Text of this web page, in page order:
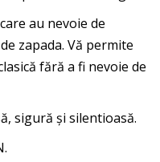
au nevoie de
zapada. Vă permite
fără a fi nevoie de
sigură și silentioasă.